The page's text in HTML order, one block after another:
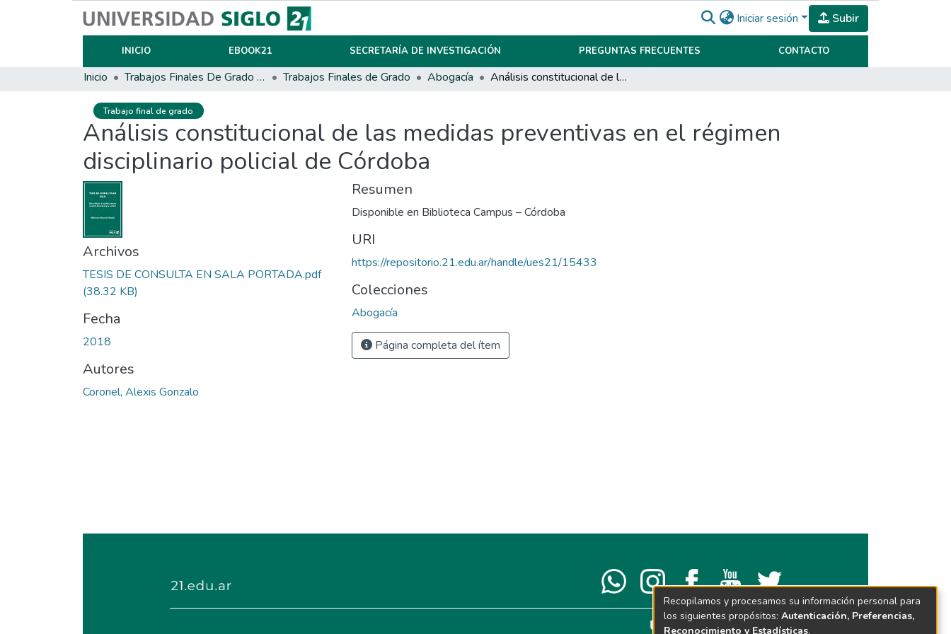
Iniciar sesión Subir
INICIO EBOOK21 SECRETARÍA DE INVESTIGACIÓN PREGUNTAS FRECUENTES CONTACTO
Inicio Trabajos Finales De Grado Y Posgrado Trabajos Finales de Grado Abogacía Análisis constitucional de las medidas preventivas en el régimen disciplinario policial de Córdoba
Trabajo final de grado
Análisis constitucional de las medidas preventivas en el régimen
disciplinario policial de Córdoba
Archivos
TESIS DE CONSULTA EN SALA PORTADA.pdf
(38.32 KB)
Fecha
2018
Autores
Coronel, Alexis Gonzalo
Resumen
Disponible en Biblioteca Campus – Córdoba
URI
https://repositorio.21.edu.ar/handle/ues21/15433
Colecciones
Abogacía
Página completa del ítem
Recopilamos y procesamos su información personal para
los siguientes propósitos: Autenticación, Preferencias,
Reconocimiento y Estadísticas.